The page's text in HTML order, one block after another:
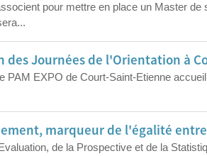
pour mettre en place un Master
des Journées de l'Orientation à
PAM EXPO de Court-Saint-Etienne
marqueur de l'égalité
de la Prospective et de la